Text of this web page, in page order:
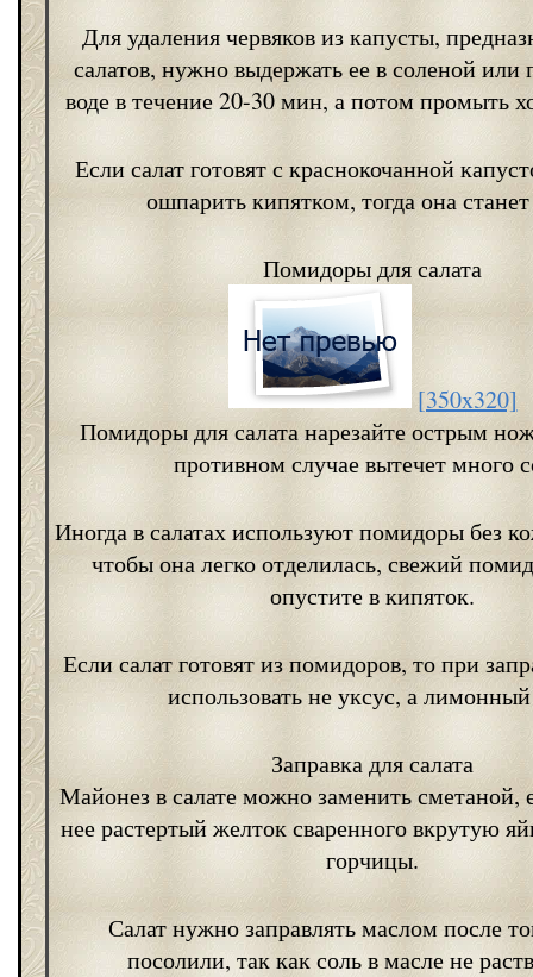
Для удаления червяков из капусты,
салатов, нужно выдержать ее в соленой или
воде в течение 20-30 мин, а потом промыть
Если салат готовят с краснокочанной
ошпарить кипятком, тогда она
Помидоры для салата
[350x320]
Помидоры для салата нарезайте острым
противном случае вытечет много
Иногда в салатах используют помидоры без
чтобы она легко отделилась, свежий
опустите в кипяток.
Если салат готовят из помидоров, то при
использовать не уксус, а
Заправка для салата
Майонез в салате можно заменить сметаной,
нее растертый желток сваренного вкрутую
горчицы.
Салат нужно заправлять маслом после
посолили, так как соль в масле не